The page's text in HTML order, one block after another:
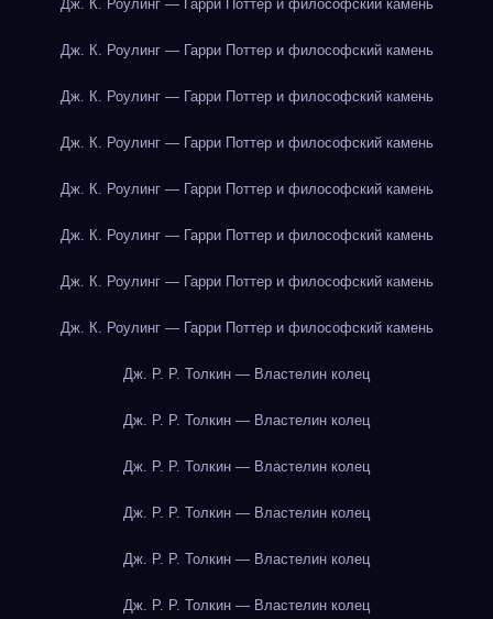
Дж. К. Роулинг — Гарри Поттер и философский камень
Дж. К. Роулинг — Гарри Поттер и философский камень
Дж. К. Роулинг — Гарри Поттер и философский камень
Дж. К. Роулинг — Гарри Поттер и философский камень
Дж. К. Роулинг — Гарри Поттер и философский камень
Дж. К. Роулинг — Гарри Поттер и философский камень
Дж. К. Роулинг — Гарри Поттер и философский камень
Дж. К. Роулинг — Гарри Поттер и философский камень
Дж. Р. Р. Толкин — Властелин колец
Дж. Р. Р. Толкин — Властелин колец
Дж. Р. Р. Толкин — Властелин колец
Дж. Р. Р. Толкин — Властелин колец
Дж. Р. Р. Толкин — Властелин колец
Дж. Р. Р. Толкин — Властелин колец